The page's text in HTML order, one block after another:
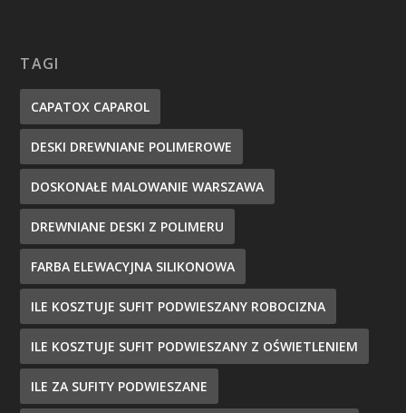
TAGI
CAPATOX CAPAROL
DESKI DREWNIANE POLIMEROWE
DOSKONAŁE MALOWANIE WARSZAWA
DREWNIANE DESKI Z POLIMERU
FARBA ELEWACYJNA SILIKONOWA
ILE KOSZTUJE SUFIT PODWIESZANY ROBOCIZNA
ILE KOSZTUJE SUFIT PODWIESZANY Z OŚWIETLENIEM
ILE ZA SUFITY PODWIESZANE